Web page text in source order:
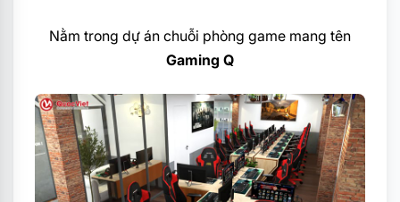
Nằm trong dự án chuỗi phòng game mang tên
Gaming Q